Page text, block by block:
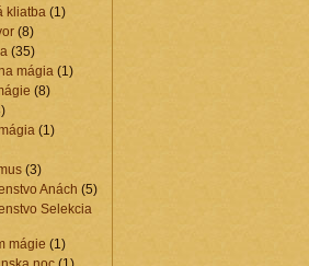
kliatba (1)
(8)
(35)
mágia (1)
(8)
(1)
(3)
Anách (5)
Selekcia
mágie (1)